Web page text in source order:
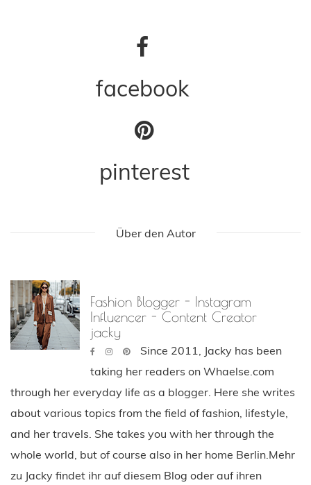
facebook
pinterest
Über den Autor
Fashion Blogger - Instagram
Influencer - Content Creator
jacky
Since 2011, Jacky has been
taking her readers on Whaelse.com
through her everyday life as a blogger. Here she writes
about various topics from the field of fashion, lifestyle,
and her travels. She takes you with her through the
whole world, but of course also in her home Berlin.Mehr
zu Jacky findet ihr auf diesem Blog oder auf ihren